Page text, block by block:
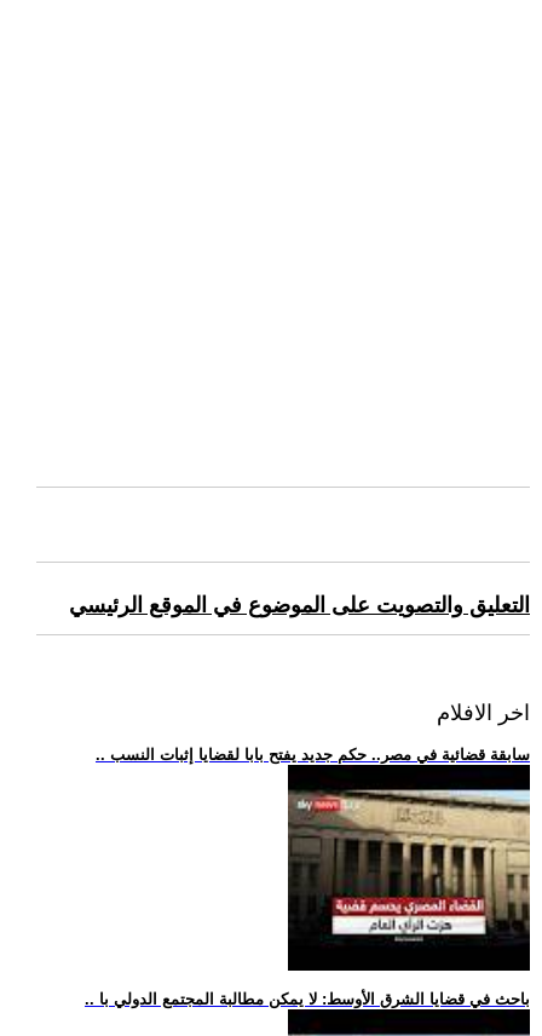
التعليق والتصويت على الموضوع في الموقع الرئيسي
اخر الافلام
.. سابقة قضائية في مصر.. حكم جديد يفتح بابا لقضايا إثبات النسب
.. باحث في قضايا الشرق الأوسط: لا يمكن مطالبة المجتمع الدولي با